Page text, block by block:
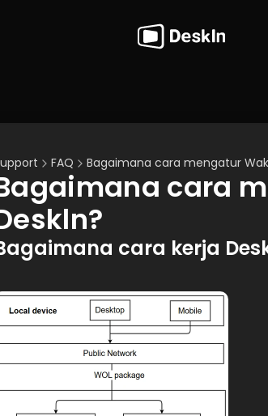
FAQ Bagaimana cara mengatur
cara
cara kerja